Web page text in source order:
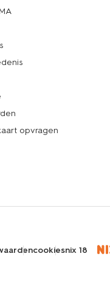
opvragen
cookiesnix 18